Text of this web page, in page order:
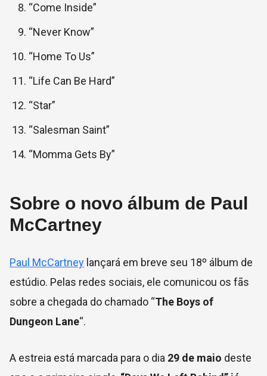
“Come Inside”
“Never Know”
“Home To Us”
“Life Can Be Hard”
“Star”
“Salesman Saint”
“Momma Gets By”
Sobre o novo álbum de Paul
McCartney
Paul McCartney lançará em breve seu 18º álbum de
estúdio. Pelas redes sociais, ele comunicou os fãs
sobre a chegada do chamado “The Boys of
Dungeon Lane“.
A estreia está marcada para o dia 29 de maio deste